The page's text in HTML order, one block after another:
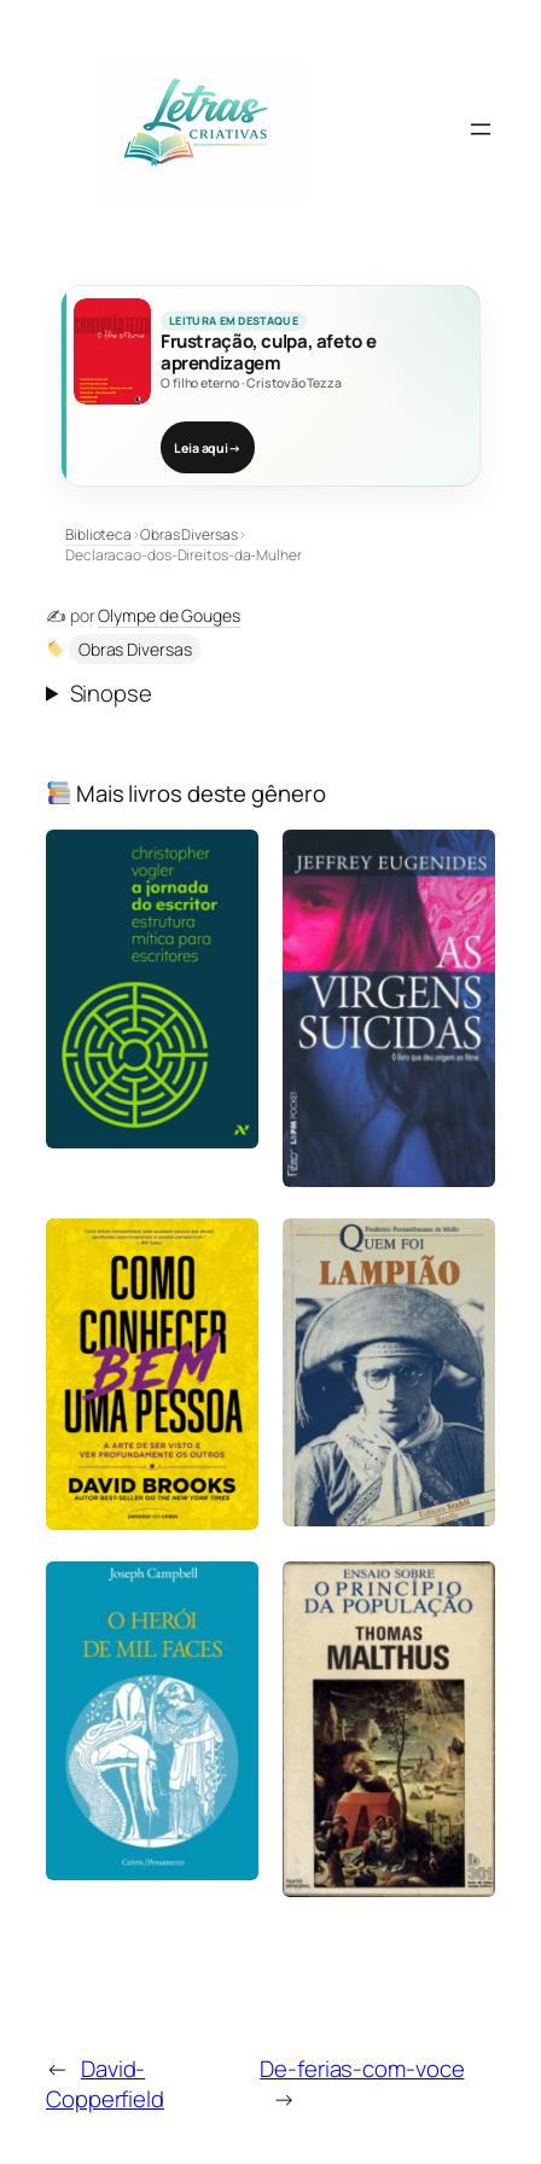
LEITURA EM DESTAQUE
Frustração, culpa, afeto e
aprendizagem
O filho eterno·Cristovão Tezza
Leia aqui→
Biblioteca›Obras Diversas›
Declaracao-dos-Direitos-da-Mulher
✍️ porOlympe de Gouges
Obras Diversas
Sinopse
Mais livros deste gênero
← David-
Copperfield
De-ferias-com-voce
→